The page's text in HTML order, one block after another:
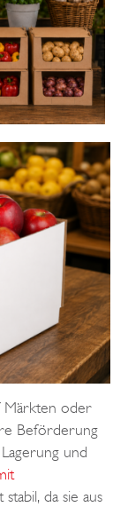
Märkten oder
Beförderung
und
da sie aus